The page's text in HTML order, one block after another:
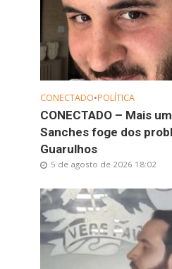
CONECTADO•POLÍTICA
CONECTADO – Mais
Sanches foge dos
Guarulhos
5 de agosto de 2026 18:02